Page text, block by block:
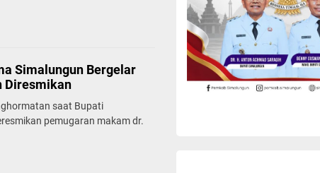
Simalungun Bergelar
Diresmikan
saat Bupati
pemugaran makam dr.